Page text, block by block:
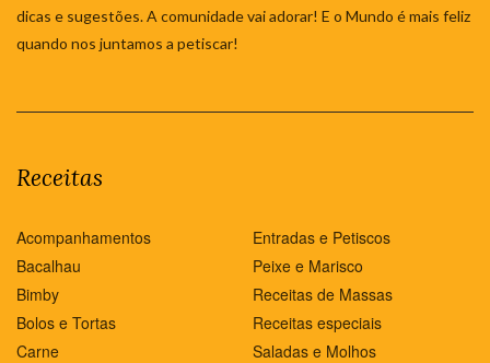
dicas e sugestões. A comunidade vai adorar! E o Mundo é mais feliz
quando nos juntamos a petiscar!
Receitas
Acompanhamentos
Bacalhau
Bimby
Bolos e Tortas
Carne
Entradas e Petiscos
Peixe e Marisco
Receitas de Massas
Receitas especiais
Saladas e Molhos